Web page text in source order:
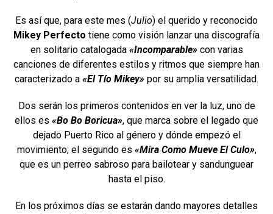
Es así que, para este mes (Julio) el querido y reconocido
Mikey Perfecto tiene como visión lanzar una discografía
en solitario catalogada «Incomparable»con varias
canciones de diferentes estilos y ritmos que siempre han
caracterizado a «El Tío Mikey» por su amplia versatilidad.
Dos serán los primeros contenidos en ver la luz, uno de
ellos es «Bo Bo Boricua», que marca sobre el legado que
dejado Puerto Rico al género y dónde empezó el
movimiento; el segundo es «Mira Como Mueve El Culo»,
que es un perreo sabroso para bailotear y sandunguear
hasta el piso.
En los próximos días se estarán dando mayores detalles